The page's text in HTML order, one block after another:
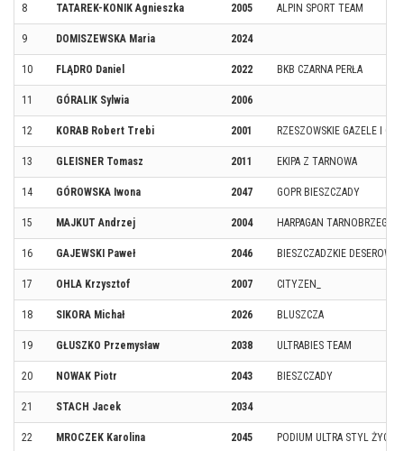
8 TATAREK-KONIK Agnieszka 2005 ALPIN SPORT TEAM
9 DOMISZEWSKA Maria 2024
10 FLĄDRO Daniel 2022 BKB CZARNA PERŁA
11 GÓRALIK Sylwia 2006
12 KORAB Robert Trebi 2001 RZESZOWSKIE GAZELE I
13 GLEISNER Tomasz 2011 EKIPA Z TARNOWA
14 GÓROWSKA Iwona 2047 GOPR BIESZCZADY
15 MAJKUT Andrzej 2004 HARPAGAN TARNOBRZEG
16 GAJEWSKI Paweł 2046 BIESZCZADZKIE DESEROWE
17 OHLA Krzysztof 2007 CITYZEN_
18 SIKORA Michał 2026 BLUSZCZA
19 GŁUSZKO Przemysław 2038 ULTRABIES TEAM
20 NOWAK Piotr 2043 BIESZCZADY
21 STACH Jacek 2034
22 MROCZEK Karolina 2045 PODIUM ULTRA STYL ŻYCIA